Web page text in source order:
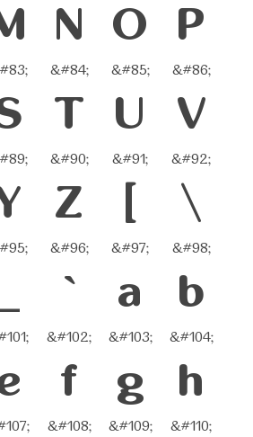
N O P
&#84;
T
&#85;
U
&#86;
V
&#90;
Z
&#91;
[
&#92;
\
&#96;
`
&#97;
a
&#98;
b
&#102;
f
&#103;
g
&#104;
h
&#108; &#109; &#110;